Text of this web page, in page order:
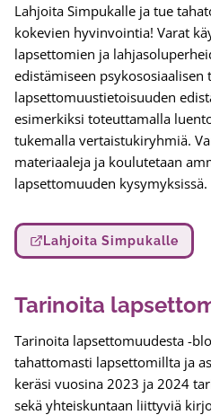
Lahjoita Simpukalle ja tue
kokevien hyvinvointia! Varat
lapsettomien ja
edistämiseen psykososiaalisen
lapsettomuustietoisuuden
esimerkiksi toteuttamalla
tukemalla vertaistukiryhmiä.
materiaaleja ja koulutetaan
lapsettomuuden kysymyksissä.
Lahjoita Simpukalle
Tarinoita
Tarinoita lapsettomuudesta -
tahattomasti lapsettomillta ja
keräsi vuosina 2023 ja 2024
sekä yhteiskuntaan liittyviä